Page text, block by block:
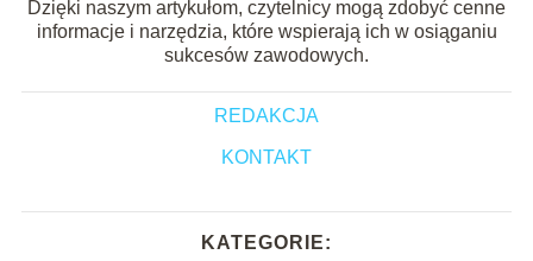
Dzięki naszym artykułom, czytelnicy mogą zdobyć cenne
informacje i narzędzia, które wspierają ich w osiąganiu
sukcesów zawodowych.
REDAKCJA
KONTAKT
KATEGORIE: